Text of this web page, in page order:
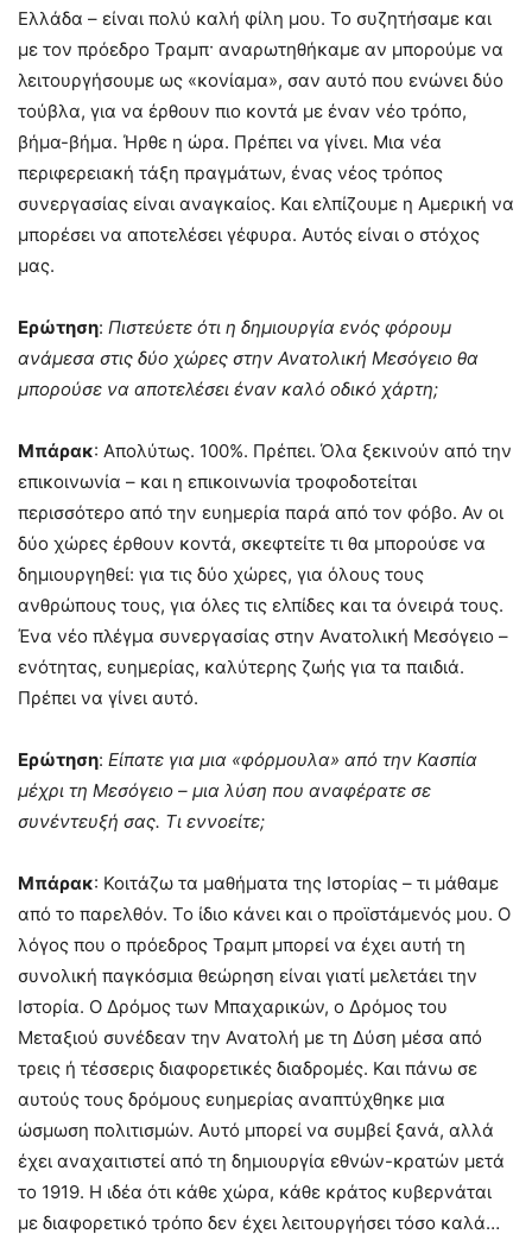
Ελλάδα – είναι πολύ καλή φίλη μου. Το συζητήσαμε και
με τον πρόεδρο Τραμπ· αναρωτηθήκαμε αν μπορούμε να
λειτουργήσουμε ως «κονίαμα», σαν αυτό που ενώνει δύο
τούβλα, για να έρθουν πιο κοντά με έναν νέο τρόπο,
βήμα-βήμα. Ήρθε η ώρα. Πρέπει να γίνει. Μια νέα
περιφερειακή τάξη πραγμάτων, ένας νέος τρόπος
συνεργασίας είναι αναγκαίος. Και ελπίζουμε η Αμερική να
μπορέσει να αποτελέσει γέφυρα. Αυτός είναι ο στόχος
μας.
Ερώτηση: Πιστεύετε ότι η δημιουργία ενός φόρουμ
ανάμεσα στις δύο χώρες στην Ανατολική Μεσόγειο θα
μπορούσε να αποτελέσει έναν καλό οδικό χάρτη;
Μπάρακ: Απολύτως. 100%. Πρέπει. Όλα ξεκινούν από την
επικοινωνία – και η επικοινωνία τροφοδοτείται
περισσότερο από την ευημερία παρά από τον φόβο. Αν οι
δύο χώρες έρθουν κοντά, σκεφτείτε τι θα μπορούσε να
δημιουργηθεί: για τις δύο χώρες, για όλους τους
ανθρώπους τους, για όλες τις ελπίδες και τα όνειρά τους.
Ένα νέο πλέγμα συνεργασίας στην Ανατολική Μεσόγειο –
ενότητας, ευημερίας, καλύτερης ζωής για τα παιδιά.
Πρέπει να γίνει αυτό.
Ερώτηση: Είπατε για μια «φόρμουλα» από την Κασπία
μέχρι τη Μεσόγειο – μια λύση που αναφέρατε σε
συνέντευξή σας. Τι εννοείτε;
Μπάρακ: Κοιτάζω τα μαθήματα της Ιστορίας – τι μάθαμε
από το παρελθόν. Το ίδιο κάνει και ο προϊστάμενός μου. Ο
λόγος που ο πρόεδρος Τραμπ μπορεί να έχει αυτή τη
συνολική παγκόσμια θεώρηση είναι γιατί μελετάει την
Ιστορία. Ο Δρόμος των Μπαχαρικών, ο Δρόμος του
Μεταξιού συνέδεαν την Ανατολή με τη Δύση μέσα από
τρεις ή τέσσερις διαφορετικές διαδρομές. Και πάνω σε
αυτούς τους δρόμους ευημερίας αναπτύχθηκε μια
ώσμωση πολιτισμών. Αυτό μπορεί να συμβεί ξανά, αλλά
έχει αναχαιτιστεί από τη δημιουργία εθνών-κρατών μετά
το 1919. Η ιδέα ότι κάθε χώρα, κάθε κράτος κυβερνάται
με διαφορετικό τρόπο δεν έχει λειτουργήσει τόσο καλά…